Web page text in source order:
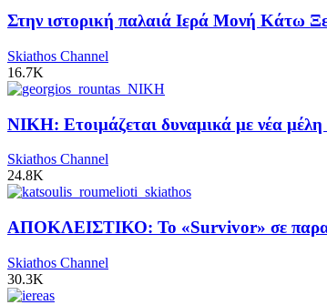
Στην ιστορική παλαιά Ιερά Μονή Κάτω
Skiathos Channel
16.7K
ΝΙΚΗ: Ετοιμάζεται δυναμικά με νέα
Skiathos Channel
24.8K
ΑΠΟΚΛΕΙΣΤΙΚΟ: Το «Survivor» σε
Skiathos Channel
30.3K